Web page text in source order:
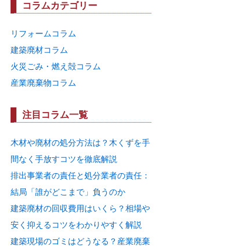
コラムカテゴリー
リフォームコラム
建築廃材コラム
火災ごみ・燃え殻コラム
産業廃棄物コラム
注目コラム一覧
木材や廃材の処分方法は？木くずを手
間なく手放すコツを徹底解説
排出事業者の責任と処分業者の責任：
結局「誰がどこまで」負うのか
建築廃材の回収費用はいくら？相場や
安く抑えるコツをわかりやすく解説
建築現場のゴミはどうなる？産業廃棄